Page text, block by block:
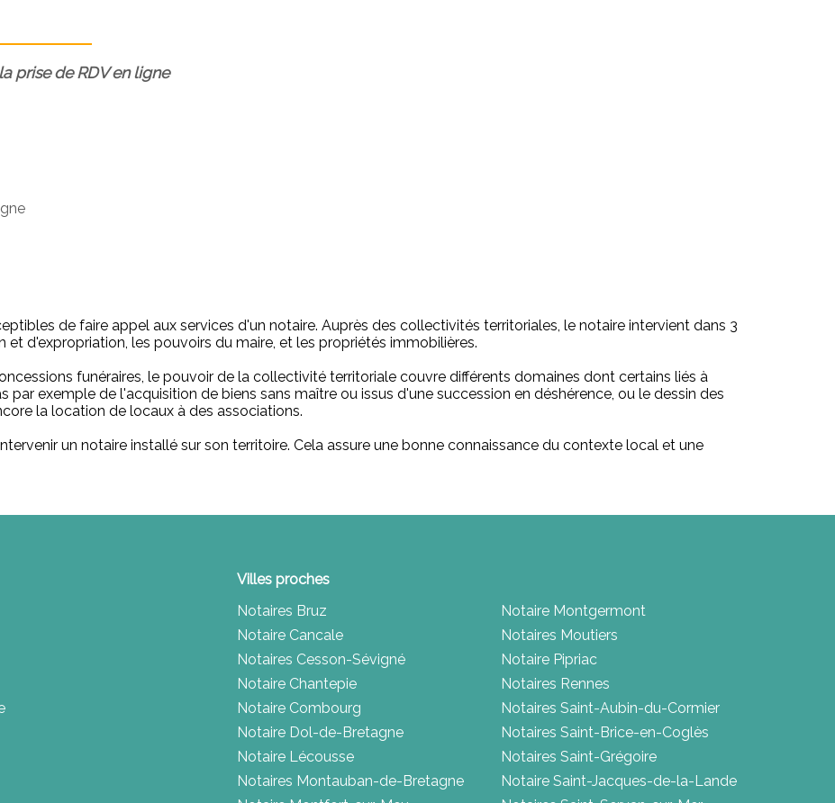
prise de RDV en ligne
de faire appel aux services d'un notaire. Auprès des collectivités territoriales, le notaire intervient dans 3
d'expropriation, les pouvoirs du maire, et les propriétés immobilières.
funéraires, le pouvoir de la collectivité territoriale couvre différents domaines dont certains liés à
par exemple de l'acquisition de biens sans maître ou issus d'une succession en déshérence, ou le dessin des
la location de locaux à des associations.
un notaire installé sur son territoire. Cela assure une bonne connaissance du contexte local et une
Villes proches
Notaires Bruz
Notaire Cancale
Notaires Cesson-Sévigné
Notaire Chantepie
Notaire Combourg
Notaire Dol-de-Bretagne
Notaire Lécousse
Notaires Montauban-de-Bretagne
Notaire Montgermont
Notaires Moutiers
Notaire Pipriac
Notaires Rennes
Notaires Saint-Aubin-du-Cormier
Notaires Saint-Brice-en-Coglès
Notaires Saint-Grégoire
Notaire Saint-Jacques-de-la-Lande